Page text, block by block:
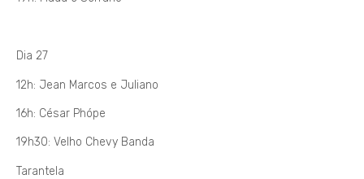
Dia 27
12h: Jean Marcos e Juliano
16h: César Phópe
19h30: Velho Chevy Banda
Tarantela